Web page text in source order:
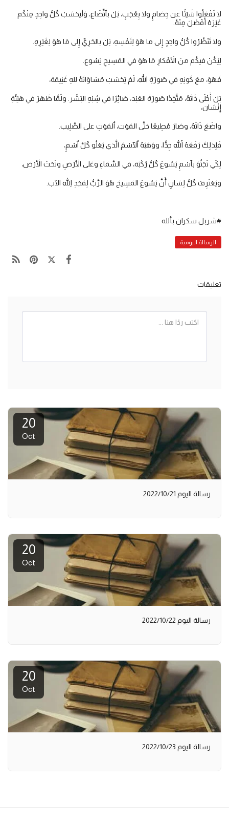
لا تَفْعَلُوا شَيْئًا عن خِصَامٍ ولا بِعُجْبٍ، بَلْ بٱتِّضَاع، وَلْيَحْسَبْ كُلُّ واحِدٍ مِنْكُم
غَيْرَهُ أَفْضَلَ مِنْهُ.
ولا تَنْظُرُوا كُلُّ واحِدٍ إِلى ما هُوَ لِنَفْسِهِ، بَلْ بالحَرِيِّ إِلى مَا هُوَ لِغَيْرِهِ.
لِيَكُنْ فيكُم منَ الأَفْكارِ مَا هُوَ في المَسِيحِ يَسُوع.
فَهُوَ، معَ كَونِهِ في صُورَةِ الله، لَمْ يَحْسَبْ مُسَاوَاتَهُ للهِ غَنِيمَة،
بَلْ أَخْلَى ذَاتَهُ، مُتَّخِذًا صُورَةَ العَبْد، صَائِرًا في شِبْهِ البَشَر. ولَمَّا ظَهَرَ في هَيْئَةِ
إِنْسَان،
واضَعَ ذَاتَهُ، وصَارَ مُطِيعًا حَتَّى المَوْت، ٱلمَوْتِ على الصَّلِيب.
فَلِذلِكَ رَفَعَهُ اللهُ جِدًّا، ووَهَبَهُ ٱلٱسْمَ الَّذي يَعْلُو كُلَّ ٱسْمٍ،
لِكَي تَجْثُوَ بٱسْمِ يَسُوعَ كُلُّ رُكْبَة، في السَّمَاءِ وعَلى الأَرْضِ وتَحْتَ الأَرْض،
ويَعْتَرِفَ كُلُّ لِسَانٍ أَنَّ يَسُوعَ المَسِيحَ هُوَ الرَّبُّ لِمَجْدِ اللهِ الآب.
#شربل سكران بألله
الرسالة اليومية
تعليقات
20
Oct
رسالة اليوم 2022/10/21
20
Oct
رسالة اليوم 2022/10/22
20
Oct
رسالة اليوم 2022/10/23